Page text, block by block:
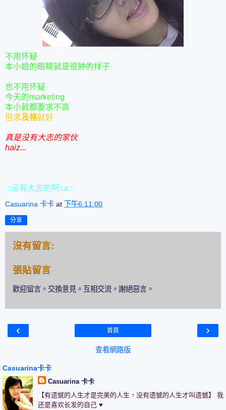
不用怀疑
本小姐的眼睛就是很肿的样子
也不用怀疑
今天的marketing
本小就都要求不高
但求及格就好
真是没有大志的家伙
haiz...
.::没有大志的阿ca::.
Casuarina 卡卡 at 下午6:11:00
分享
沒有留言:
張貼留言
歡迎留言。交換意見。互相交流。謝絕惡言。
‹ ›
首頁
查看網路版
Casuarina卡卡
Casuarina 卡卡
【有遗憾的人生才是完美的人生，没有遗憾的人生才叫遗憾】 我
还是喜欢长发的自己 ♥